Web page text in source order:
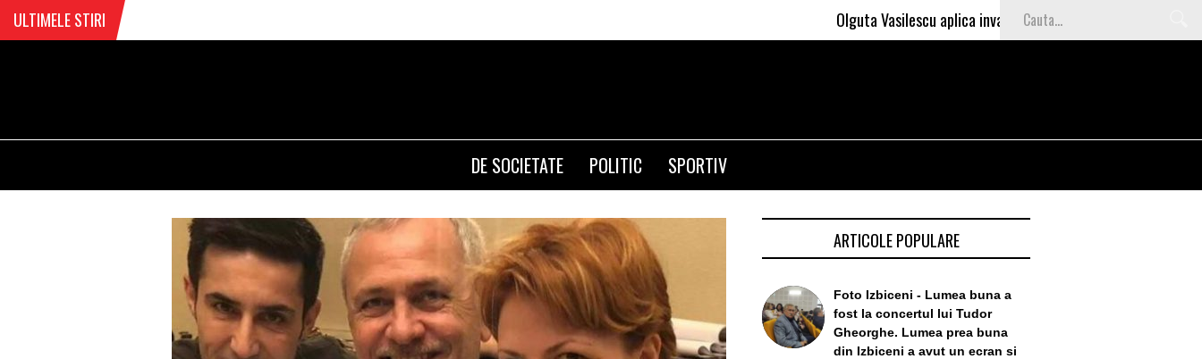
ULTIMELE STIRI Olguta Vasilescu aplica invataturile lui Nea Marin: somajul mare e o
DE SOCIETATE POLITIC SPORTIV
ARTICOLE POPULARE
Foto Izbiceni - Lumea buna a
fost la concertul lui Tudor
Gheorghe. Lumea prea buna
din Izbiceni a avut un ecran si